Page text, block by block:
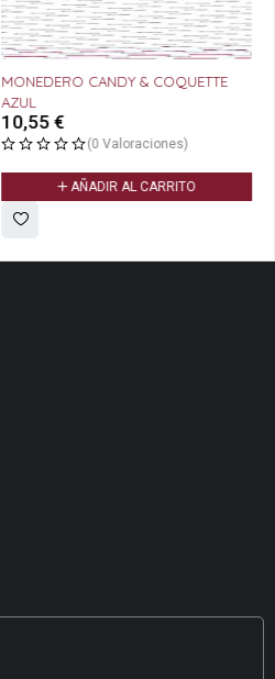
MONEDERO CANDY & COQUETTE
AZUL
10,55€
(0 Valoraciones)
AÑADIR AL CARRITO